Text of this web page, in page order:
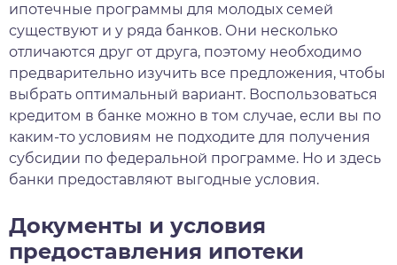
ипотечные программы для молодых семей
существуют и у ряда банков. Они несколько
отличаются друг от друга, поэтому необходимо
предварительно изучить все предложения, чтобы
выбрать оптимальный вариант. Воспользоваться
кредитом в банке можно в том случае, если вы по
каким-то условиям не подходите для получения
субсидии по федеральной программе. Но и здесь
банки предоставляют выгодные условия.
Документы и условия
предоставления ипотеки